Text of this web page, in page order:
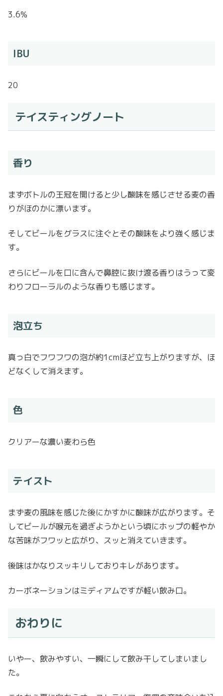
3.6%
IBU
20
テイスティングノート
香り
まずボトルの王冠を開けると少し酸味を感じさせる麦の香
りがほのかに漂います。
そしてビールをグラスに注ぐとその酸味をより強く感じま
す。
さらにビールを口に含んで鼻腔に抜け渡る香りはうって変
わりフローラルのような香りも感じます。
泡立ち
真っ白でフワフワの泡が約1cmほど立ち上がりますが、ほ
どなくして消えます。
色
クリアーな濃い麦わら色
テイスト
まず麦の風味を感じた後にかすかに酸味が広がります。そ
してビールが喉元を過ぎようかという頃にホップの軽やか
な苦味がフワッと広がり、スッと消えていきます。
後味はかなりスッキリしておりキレがあります。
カーボネーションはミディアムですが軽い飲み口。
おわりに
いやー、飲みやすい、一瞬にして飲み干してしまいまし
た。